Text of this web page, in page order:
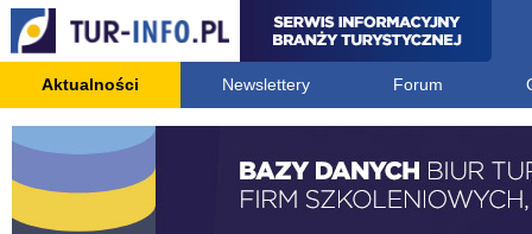
Aktualności Newslettery Forum